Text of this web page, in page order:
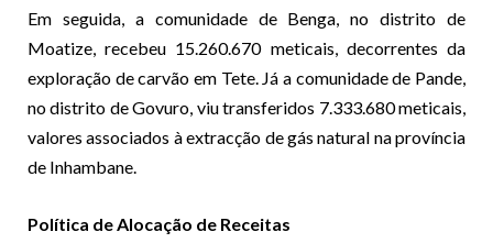
Em seguida, a comunidade de Benga, no distrito de
Moatize, recebeu 15.260.670 meticais, decorrentes da
exploração de carvão em Tete. Já a comunidade de Pande,
no distrito de Govuro, viu transferidos 7.333.680 meticais,
valores associados à extracção de gás natural na província
de Inhambane.
Política de Alocação de Receitas